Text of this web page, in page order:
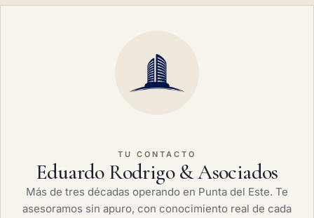
TU CONTACTO
Eduardo Rodrigo & Asociados
Más de tres décadas operando en Punta del Este. Te
asesoramos sin apuro, con conocimiento real de cada